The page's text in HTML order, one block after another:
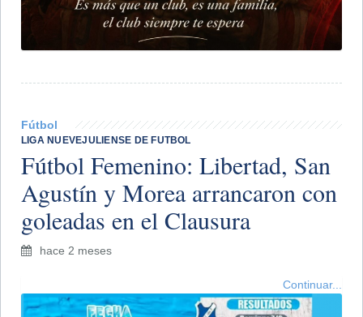
Fútbol
LIGA NUEVEJULIENSE DE FUTBOL
Fútbol Femenino: Libertad, San
Agustín y Morea arrancaron con
goleadas en el Clausura
hace 2 meses
Continuar...